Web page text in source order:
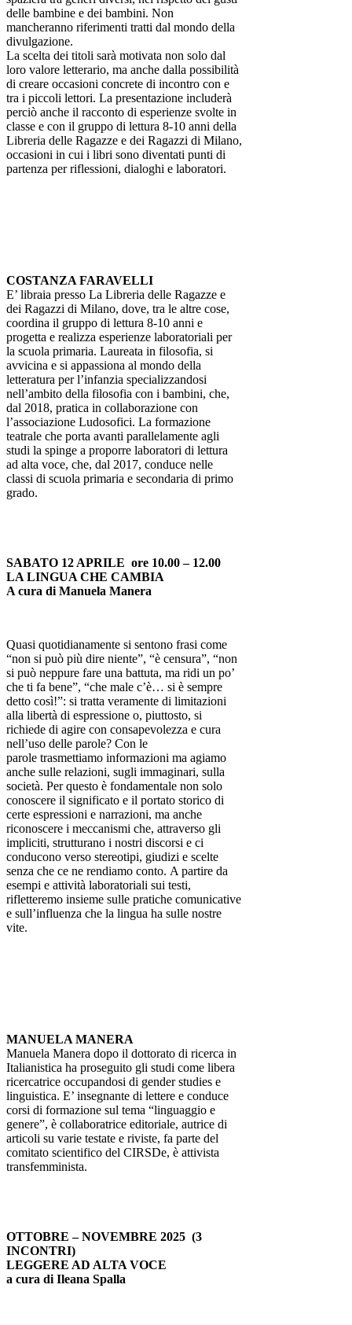
delle bambine e dei bambini. Non
mancheranno riferimenti tratti dal mondo della
divulgazione.
La scelta dei titoli sarà motivata non solo dal
loro valore letterario, ma anche dalla possibilità
di creare occasioni concrete di incontro con e
tra i piccoli lettori. La presentazione includerà
perciò anche il racconto di esperienze svolte in
classe e con il gruppo di lettura 8-10 anni della
Libreria delle Ragazze e dei Ragazzi di Milano,
occasioni in cui i libri sono diventati punti di
partenza per riflessioni, dialoghi e laboratori.
COSTANZA FARAVELLI
E’ libraia presso La Libreria delle Ragazze e
dei Ragazzi di Milano, dove, tra le altre cose,
coordina il gruppo di lettura 8-10 anni e
progetta e realizza esperienze laboratoriali per
la scuola primaria. Laureata in filosofia, si
avvicina e si appassiona al mondo della
letteratura per l’infanzia specializzandosi
nell’ambito della filosofia con i bambini, che,
dal 2018, pratica in collaborazione con
l’associazione Ludosofici. La formazione
teatrale che porta avanti parallelamente agli
studi la spinge a proporre laboratori di lettura
ad alta voce, che, dal 2017, conduce nelle
classi di scuola primaria e secondaria di primo
grado.
SABATO 12 APRILE ore 10.00 – 12.00
LA LINGUA CHE CAMBIA
A cura di Manuela Manera
Quasi quotidianamente si sentono frasi come
“non si può più dire niente”, “è censura”, “non
si può neppure fare una battuta, ma ridi un po’
che ti fa bene”, “che male c’è… si è sempre
detto così!”: si tratta veramente di limitazioni
alla libertà di espressione o, piuttosto, si
richiede di agire con consapevolezza e cura
nell’uso delle parole? Con le
parole trasmettiamo informazioni ma agiamo
anche sulle relazioni, sugli immaginari, sulla
società. Per questo è fondamentale non solo
conoscere il significato e il portato storico di
certe espressioni e narrazioni, ma anche
riconoscere i meccanismi che, attraverso gli
impliciti, strutturano i nostri discorsi e ci
conducono verso stereotipi, giudizi e scelte
senza che ce ne rendiamo conto. A partire da
esempi e attività laboratoriali sui testi,
rifletteremo insieme sulle pratiche comunicative
e sull’influenza che la lingua ha sulle nostre
vite.
MANUELA MANERA
Manuela Manera dopo il dottorato di ricerca in
Italianistica ha proseguito gli studi come libera
ricercatrice occupandosi di gender studies e
linguistica. E’ insegnante di lettere e conduce
corsi di formazione sul tema “linguaggio e
genere”, è collaboratrice editoriale, autrice di
articoli su varie testate e riviste, fa parte del
comitato scientifico del CIRSDe, è attivista
transfemminista.
OTTOBRE – NOVEMBRE 2025 (3
INCONTRI)
LEGGERE AD ALTA VOCE
a cura di Ileana Spalla